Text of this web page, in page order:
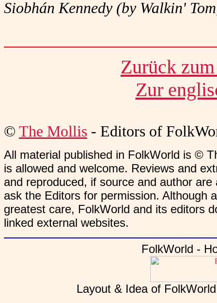
Siobhán Kennedy (by Walkin'
Zurück
Zur
© The Mollis - Editors of
All material published in FolkWorld is ©
is allowed and welcome. Reviews and
and reproduced, if source and author
ask the Editors for permission. Although
greatest care, FolkWorld and its editors
linked external websites.
FolkWorld -
Layout & Idea of